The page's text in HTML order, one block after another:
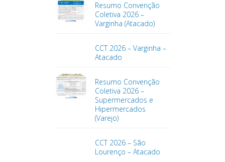
Resumo Convenção
Coletiva 2026 –
Varginha (Atacado)
CCT 2026 – Varginha –
Atacado
Resumo Convenção
Coletiva 2026 –
Supermercados e
Hipermercados
(Varejo)
CCT 2026 – São
Lourenço – Atacado